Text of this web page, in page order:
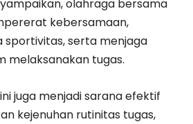
olahraga bersama
kebersamaan,
sportivitas, serta menjaga
melaksanakan tugas.
juga menjadi sarana efektif
kejenuhan rutinitas tugas,